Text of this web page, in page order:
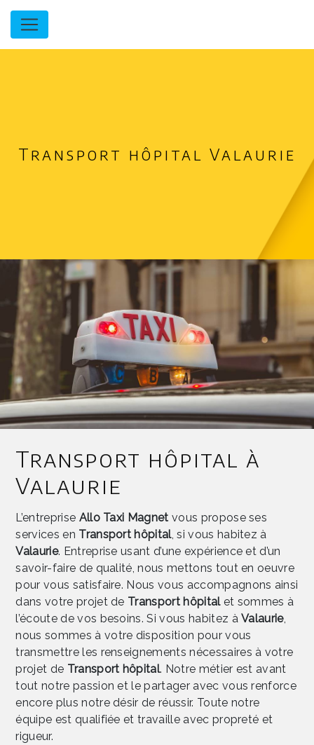
Panneau de gestion des cookies
Transport hôpital Valaurie
Transport hôpital à
Valaurie
L’entreprise Allo Taxi Magnet vous propose ses
services en Transport hôpital, si vous habitez à
Valaurie. Entreprise usant d’une expérience et d’un
savoir-faire de qualité, nous mettons tout en oeuvre
pour vous satisfaire. Nous vous accompagnons ainsi
dans votre projet de Transport hôpitalet sommes à
l’écoute de vos besoins. Si vous habitez àValaurie,
nous sommes à votre disposition pour vous
transmettre les renseignements nécessaires à votre
projet de Transport hôpital. Notre métier est avant
tout notre passion et le partager avec vous renforce
encore plus notre désir de réussir. Toute notre
équipe est qualifiée et travaille avec propreté et
rigueur.